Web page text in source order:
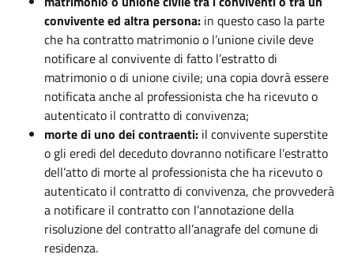
convivente ed altra persona: in questo caso la parte
che ha contratto matrimonio o l’unione civile deve
notificare al convivente di fatto l’estratto di
matrimonio o di unione civile; una copia dovrà essere
notificata anche al professionista che ha ricevuto o
autenticato il contratto di convivenza;
morte di uno dei contraenti: il convivente superstite
o gli eredi del deceduto dovranno notificare l’estratto
dell’atto di morte al professionista che ha ricevuto o
autenticato il contratto di convivenza, che provvederà
a notificare il contratto con l’annotazione della
risoluzione del contratto all’anagrafe del comune di
residenza.